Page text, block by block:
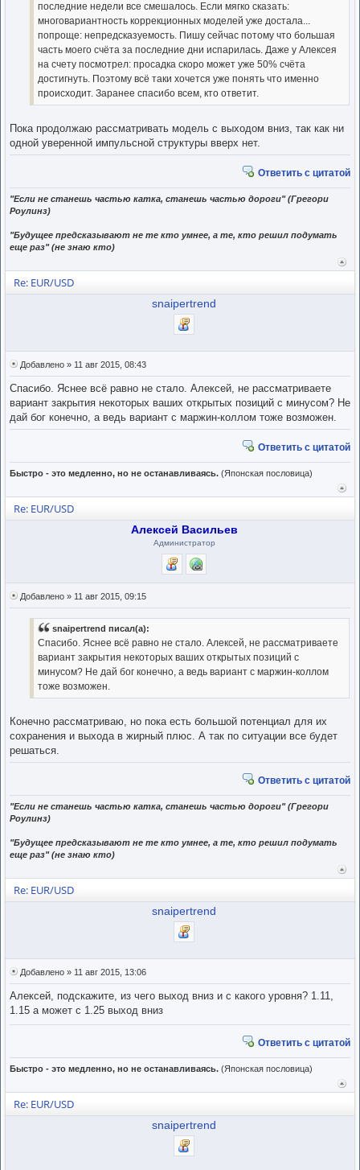
последние недели все смешалось. Если мягко сказать:
многовариантность коррекционных моделей уже достала...
попроще: непредсказуемость. Пишу сейчас потому что большая
часть моего счёта за последние дни испарилась. Даже у Алексея
на счету посмотрел: просадка скоро может уже 50% счёта
достигнуть. Поэтому всё таки хочется уже понять что именно
происходит. Заранее спасибо всем, кто ответит.
Пока продолжаю рассматривать модель с выходом вниз, так как ни
одной уверенной импульсной структуры вверх нет.
Ответить с цитатой
"Если не станешь частью катка, станешь частью дороги" (Грегори
Роулинз)
"Будущее предсказывают не те кто умнее, а те, кто решил подумать
еще раз" (не знаю кто)
к
Re: EUR/USD
snaipertrend
Добавлено » 11 авг 2015, 08:43
Спасибо. Яснее всё равно не стало. Алексей, не рассматриваете
вариант закрытия некоторых ваших открытых позиций с минусом? Не
дай бог конечно, а ведь вариант с маржин-коллом тоже возможен.
Ответить с цитатой
Быстро - это медленно, но не останавливаясь. (Японская пословица)
к
Re: EUR/USD
Алексей Васильев
Администратор
Добавлено » 11 авг 2015, 09:15
snaipertrend писал(а):
Спасибо. Яснее всё равно не стало. Алексей, не рассматриваете
вариант закрытия некоторых ваших открытых позиций с
минусом? Не дай бог конечно, а ведь вариант с маржин-коллом
тоже возможен.
Конечно рассматриваю, но пока есть большой потенциал для их
сохранения и выхода в жирный плюс. А так по ситуации все будет
решаться.
Ответить с цитатой
"Если не станешь частью катка, станешь частью дороги" (Грегори
Роулинз)
"Будущее предсказывают не те кто умнее, а те, кто решил подумать
еще раз" (не знаю кто)
к
Re: EUR/USD
snaipertrend
Добавлено » 11 авг 2015, 13:06
Алексей, подскажите, из чего выход вниз и с какого уровня? 1.11,
1.15 а может с 1.25 выход вниз
Ответить с цитатой
Быстро - это медленно, но не останавливаясь. (Японская пословица)
к
Re: EUR/USD
snaipertrend